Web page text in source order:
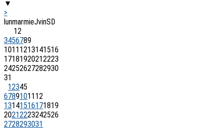
▼
>
lunmarmieJvinS D
12
3456789
1011 1213141516
17181920212223
24252627282930
31
12345
67891011 12
13141516171819
20212223242526
2728293031